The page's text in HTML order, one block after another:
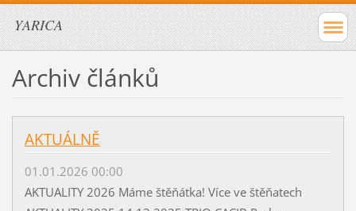
YARICA
Archiv článků
AKTUÁLNĚ
01.01.2026 00:00
AKTUALITY 2026 Máme štěňátka! Více ve štěňatech